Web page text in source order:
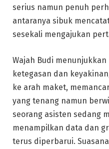
serius namun penuh
antaranya sibuk
sesekali mengajukan
Wajah Budi
ketegasan dan
ke arah maket,
yang tenang namun
seorang asisten sedang
menampilkan data dan
terus diperbarui.